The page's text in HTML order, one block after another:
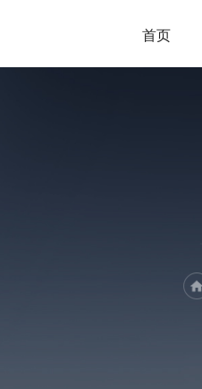
首页